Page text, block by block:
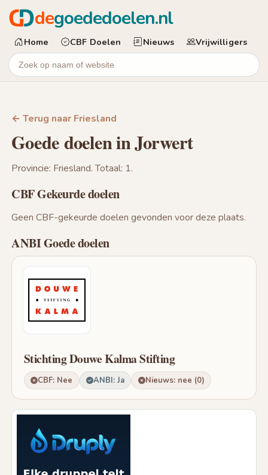
degoededoelen.nl
Home CBF Doelen Nieuws Vrijwilligers
← Terug naar Friesland
Goede doelen in Jorwert
Provincie: Friesland. Totaal: 1.
CBF Gekeurde doelen
Geen CBF-gekeurde doelen gevonden voor deze plaats.
ANBI Goede doelen
Stichting Douwe Kalma Stifting
CBF: Nee ANBI: Ja Nieuws: nee (0)